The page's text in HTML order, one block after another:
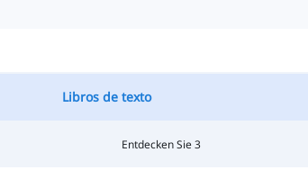
Libros de texto
Entdecken Sie 3